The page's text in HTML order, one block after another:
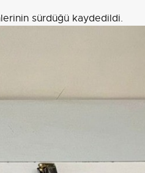
sürdüğü kaydedildi.